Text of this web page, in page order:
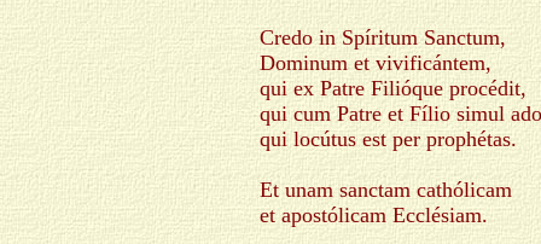
Credo in Spíritum Sanctum,
Dominum et vivificántem,
qui ex Patre Filióque procédit,
qui cum Patre et Fílio simul
qui locútus est per prophétas.
Et unam sanctam cathólicam
et apostólicam Ecclésiam.